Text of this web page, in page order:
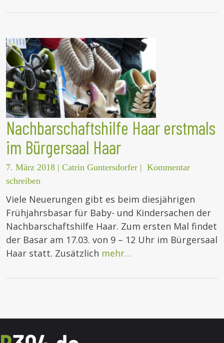
Nachbarschaftshilfe Haar erstmals
im Bürgersaal Haar
7. März 2018 | Catrin Guntersdorfer | Kommentar
schreiben
Viele Neuerungen gibt es beim diesjährigen
Frühjahrsbasar für Baby- und Kindersachen der
Nachbarschaftshilfe Haar. Zum ersten Mal findet
der Basar am 17.03. von 9 – 12 Uhr im Bürgersaal
Haar statt. Zusätzlich mehr…